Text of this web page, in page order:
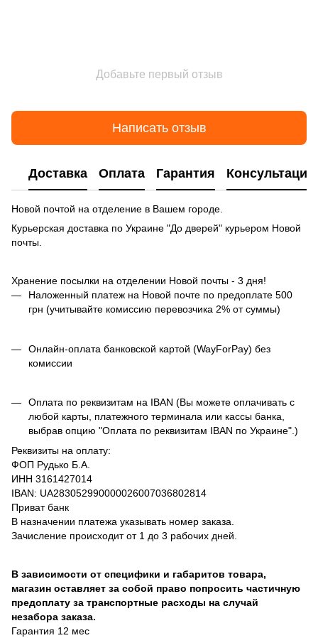
Добавьте первый отзыв
Написать отзыв
Доставка Оплата Гарантия Консультация
Новой почтой на отделение в Вашем городе.
Курьерская доставка по Украине "До дверей" курьером Новой
почты.
Хранение посылки на отделении Новой почты - 3 дня!
Наложенный платеж на Новой почте по предоплате 500
грн (учитывайте комиссию перевозчика 2% от суммы)
Онлайн-оплата банковской картой (WayForPay) без
комиссии
Оплата по реквизитам на IBAN (Вы можете оплачивать с
любой карты, платежного терминала или кассы банка,
выбрав опцию "Оплата по реквизитам IBAN по Украине".)
Реквизиты на оплату:
ФОП Рудько Б.А.
ИНН 3161427014
IBAN: UA283052990000026007036802814
Приват банк
В назначении платежа указывать номер заказа.
Зачисление происходит от 1 до 3 рабочих дней.
В зависимости от специфики и габаритов товара,
магазин оставляет за собой право попросить частичную
предоплату за транспортные расходы на случай
незабора заказа.
Гарантия 12 мес